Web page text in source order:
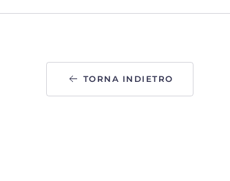
TORNA INDIETRO